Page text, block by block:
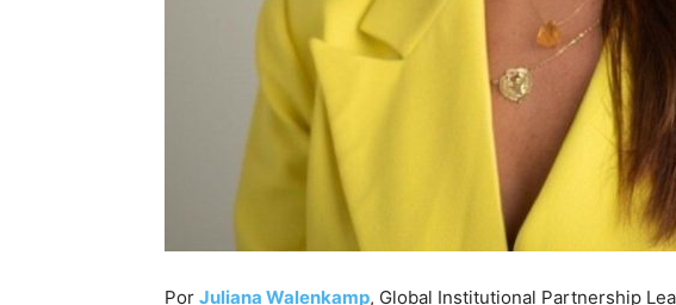
Por Juliana Walenkamp, Global Institutional Partnership